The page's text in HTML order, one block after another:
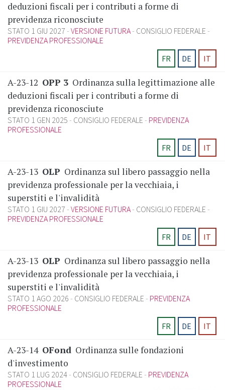
deduzioni fiscali per i contributi a forme di
previdenza riconosciute
STATO 1 GIU 2027 VERSIONE FUTURA CONSIGLIO FEDERALE
PREVIDENZA PROFESSIONALE
FR
DE IT
A-23-12 OPP 3 Ordinanza sulla legittimazione alle
deduzioni fiscali per i contributi a forme di
previdenza riconosciute
STATO 1 GEN 2025 CONSIGLIO FEDERALE
PREVIDENZA
PROFESSIONALE
FR
DE IT
A-23-13 OLP Ordinanza sul libero passaggio nella
previdenza professionale per la vecchiaia, i
superstiti e l'invalidità
STATO 1 GIU 2027 VERSIONE FUTURA CONSIGLIO FEDERALE
PREVIDENZA PROFESSIONALE
FR
DE IT
A-23-13 OLP Ordinanza sul libero passaggio nella
previdenza professionale per la vecchiaia, i
superstiti e l'invalidità
STATO 1 AGO 2026 CONSIGLIO FEDERALE
PREVIDENZA
PROFESSIONALE
FR
DE IT
A-23-14 OFond Ordinanza sulle fondazioni
d'investimento
STATO 1 LUG 2024 CONSIGLIO FEDERALE
PREVIDENZA
PROFESSIONALE